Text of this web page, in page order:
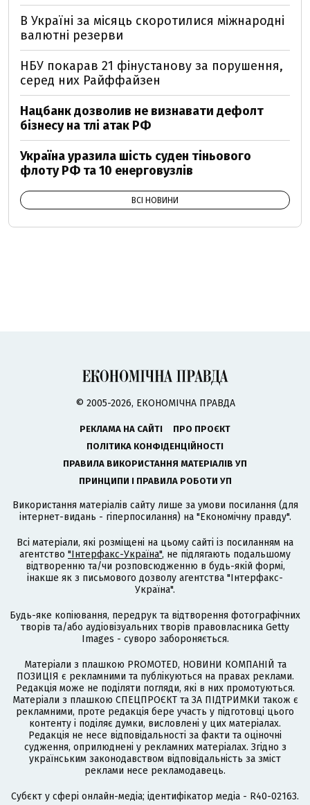
В Україні за місяць скоротилися міжнародні
валютні резерви
НБУ покарав 21 фінустанову за порушення,
серед них Райффайзен
Нацбанк дозволив не визнавати дефолт
бізнесу на тлі атак РФ
Україна уразила шість суден тіньового
флоту РФ та 10 енерговузлів
ВСІ НОВИНИ
© 2005-2026, ЕКОНОМІЧНА ПРАВДА
РЕКЛАМА НА САЙТІ
ПРО ПРОЄКТ
ПОЛІТИКА КОНФІДЕНЦІЙНОСТІ
ПРАВИЛА ВИКОРИСТАННЯ МАТЕРІАЛІВ УП
ПРИНЦИПИ І ПРАВИЛА РОБОТИ УП
Використання матеріалів сайту лише за умови посилання (для
інтернет-видань - гіперпосилання) на "Економічну правду".
Всі матеріали, які розміщені на цьому сайті із посиланням на
агентство "Інтерфакс-Україна", не підлягають подальшому
відтворенню та/чи розповсюдженню в будь-якій формі,
інакше як з письмового дозволу агентства "Інтерфакс-
Україна".
Будь-яке копіювання, передрук та відтворення фотографічних
творів та/або аудіовізуальних творів правовласника Getty
Images - суворо забороняється.
Матеріали з плашкою PROMOTED, НОВИНИ КОМПАНІЙ та
ПОЗИЦІЯ є рекламними та публікуються на правах реклами.
Редакція може не поділяти погляди, які в них промотуються.
Матеріали з плашкою СПЕЦПРОЄКТ та ЗА ПІДТРИМКИ також є
рекламними, проте редакція бере участь у підготовці цього
контенту і поділяє думки, висловлені у цих матеріалах.
Редакція не несе відповідальності за факти та оціночні
судження, оприлюднені у рекламних матеріалах. Згідно з
українським законодавством відповідальність за зміст
реклами несе рекламодавець.
Cубєкт у сфері онлайн-медіа; ідентифікатор медіа - R40-02163.